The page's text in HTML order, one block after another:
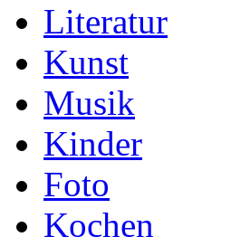
Literatur
Kunst
Musik
Kinder
Foto
Kochen